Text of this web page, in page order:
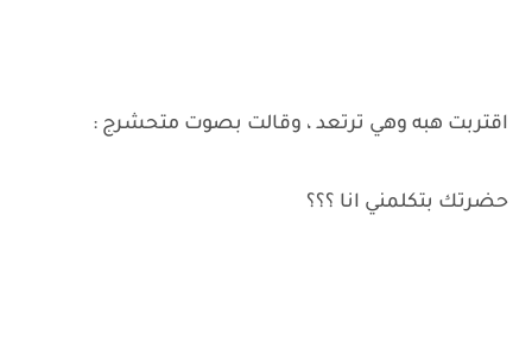
اقتربت هبه وهي ترتعد ، وقالت بصوت متحشرج :
حضرتك بتكلمني انا ؟؟؟